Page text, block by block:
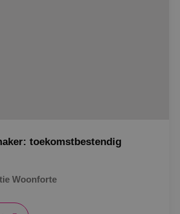
toekomstbestendig
Woonforte